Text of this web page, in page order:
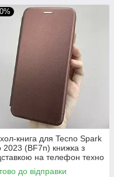
книга для Tecno Spark
2023 (BF7n) книжка з
на телефон техно
го 2023 бордова stn
до відправки